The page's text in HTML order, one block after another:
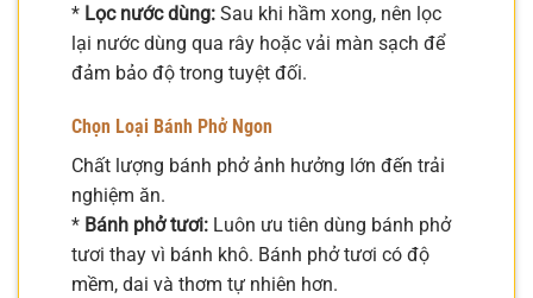
* Lọc nước dùng: Sau khi hầm xong, nên lọc
lại nước dùng qua rây hoặc vải màn sạch để
đảm bảo độ trong tuyệt đối.
Chọn Loại Bánh Phở Ngon
Chất lượng bánh phở ảnh hưởng lớn đến trải
nghiệm ăn.
* Bánh phở tươi: Luôn ưu tiên dùng bánh phở
tươi thay vì bánh khô. Bánh phở tươi có độ
mềm, dai và thơm tự nhiên hơn.